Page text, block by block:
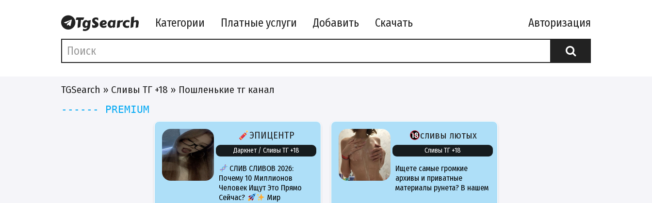
Категории Платные услуги Добавить Скачать Авторизация
TGSearch » Сливы ТГ +18 » Пошленькие тг канал
------ PREMIUM
ЭПИЦЕНТР
Даркнет / Сливы ТГ +18
СЛИВ СЛИВОВ 2026:
Почему 10 Миллионов
Человек Ищут Это Прямо
Сейчас?
Мир
сливы лютых
Сливы ТГ +18
Ищете самые громкие
архивы и приватные
материалы рунета? В нашем